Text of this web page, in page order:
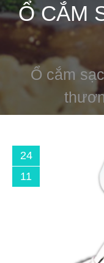
Ổ CẮM
Ổ cắm
24
11